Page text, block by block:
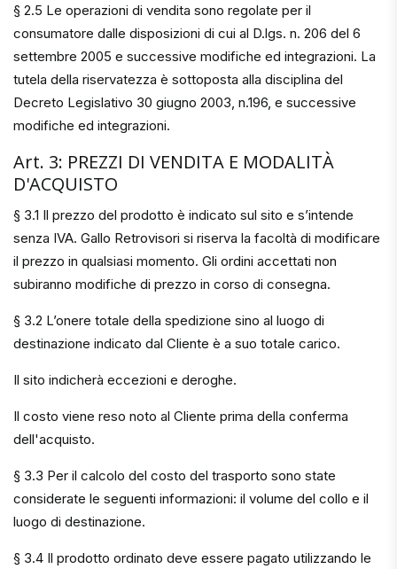
§ 2.5 Le operazioni di vendita sono regolate per il
consumatore dalle disposizioni di cui al D.lgs. n. 206 del 6
settembre 2005 e successive modifiche ed integrazioni. La
tutela della riservatezza è sottoposta alla disciplina del
Decreto Legislativo 30 giugno 2003, n.196, e successive
modifiche ed integrazioni.
Art. 3: PREZZI DI VENDITA E MODALITÀ
D'ACQUISTO
§ 3.1 Il prezzo del prodotto è indicato sul sito e s’intende
senza IVA. Gallo Retrovisori si riserva la facoltà di modificare
il prezzo in qualsiasi momento. Gli ordini accettati non
subiranno modifiche di prezzo in corso di consegna.
§ 3.2 L’onere totale della spedizione sino al luogo di
destinazione indicato dal Cliente è a suo totale carico.
Il sito indicherà eccezioni e deroghe.
Il costo viene reso noto al Cliente prima della conferma
dell'acquisto.
§ 3.3 Per il calcolo del costo del trasporto sono state
considerate le seguenti informazioni: il volume del collo e il
luogo di destinazione.
§ 3.4 Il prodotto ordinato deve essere pagato utilizzando le